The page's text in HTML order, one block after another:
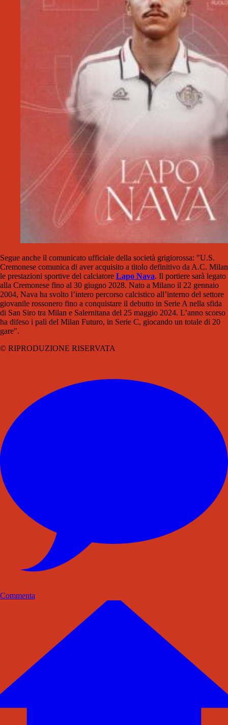
Segue anche il comunicato ufficiale della società grigiorossa: "U.S.
Cremonese comunica di aver acquisito a titolo definitivo da A.C. Milan
le prestazioni sportive del calciatore Lapo Nava. Il portiere sarà legato
alla Cremonese fino al 30 giugno 2028. Nato a Milano il 22 gennaio
2004, Nava ha svolto l’intero percorso calcistico all’interno del settore
giovanile rossonero fino a conquistare il debutto in Serie A nella sfida
di San Siro tra Milan e Salernitana del 25 maggio 2024. L’anno scorso
ha difeso i pali del Milan Futuro, in Serie C, giocando un totale di 20
gare".
© RIPRODUZIONE RISERVATA
Commenta